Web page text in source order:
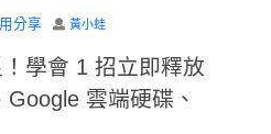
分享 黃小蛙
學會 1 招立即釋放
雲端硬碟、